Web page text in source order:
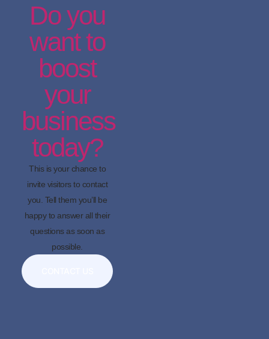
Do you
want to
boost
your
business
today?
This is your chance to
invite visitors to contact
you. Tell them you’ll be
happy to answer all their
questions as soon as
possible.